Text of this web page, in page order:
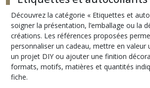
Découvrez la catégorie « Etiquettes et
soigner la présentation, l’emballage ou la
créations. Les références proposées
personnaliser un cadeau, mettre en valeur
un projet DIY ou ajouter une finition
formats, motifs, matières et quantités
fiche.
(3)
Décorations
ornements
(7)